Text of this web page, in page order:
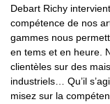
Debart Richy
compétence de nos
gammes nous
en tems et en heure.
clientèles sur des
industriels… Qu’il
misez sur la